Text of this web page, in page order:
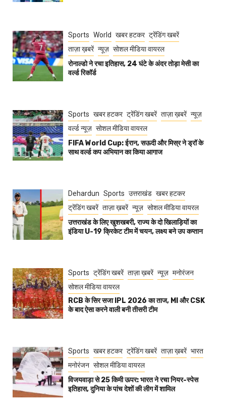
Sports World खबर हटकर ट्रेंडिंग खबरें
ताज़ा ख़बरें न्यूज़ सोशल मीडिया वायरल
रोनाल्डो ने रचा इतिहास, 24 घंटे के अंदर तोड़ा मेसी का
वर्ल्ड रिकॉर्ड
Sports खबर हटकर ट्रेंडिंग खबरें ताज़ा ख़बरें न्यूज़
वर्ल्ड न्यूज़ सोशल मीडिया वायरल
FIFA World Cup: ईरान, सऊदी और मिस्र ने ड्रॉ के
साथ वर्ल्ड कप अभियान का किया आगाज
Dehardun Sports उत्तराखंड खबर हटकर
ट्रेंडिंग खबरें ताज़ा ख़बरें न्यूज़ सोशल मीडिया वायरल
उत्तराखंड के लिए खुशखबरी, राज्य के दो खिलाड़ियों का
इंडिया U-19 क्रिकेट टीम में चयन, लक्ष्य बने उप कप्तान
Sports ट्रेंडिंग खबरें ताज़ा ख़बरें न्यूज़ मनोरंजन
सोशल मीडिया वायरल
RCB के सिर सजा IPL 2026 का ताज, MI और CSK
के बाद ऐसा करने वाली बनी तीसरी टीम
Sports खबर हटकर ट्रेंडिंग खबरें ताज़ा ख़बरें भारत
मनोरंजन सोशल मीडिया वायरल
विजयवाड़ा से 25 किमी ऊपर: भारत ने रचा नियर-स्पेस
इतिहास, दुनिया के पांच देशों की लीग में शामिल